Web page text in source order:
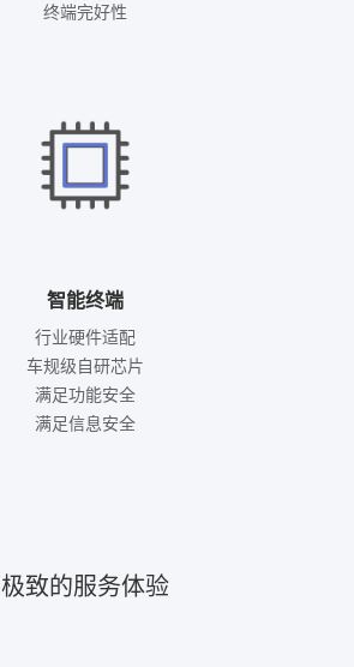
终端完好性
智能终端
行业硬件适配
车规级自研芯片
满足功能安全
满足信息安全
极致的服务体验